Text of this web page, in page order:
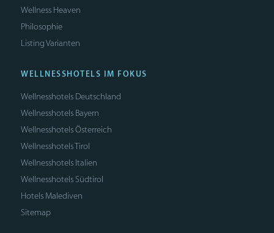
Wellness Heaven
Philosophie
Listing Varianten
WELLNESSHOTELS IM FOKUS
Wellnesshotels Deutschland
Wellnesshotels Bayern
Wellnesshotels Österreich
Wellnesshotels Tirol
Wellnesshotels Italien
Wellnesshotels Südtirol
Hotels Malediven
Sitemap